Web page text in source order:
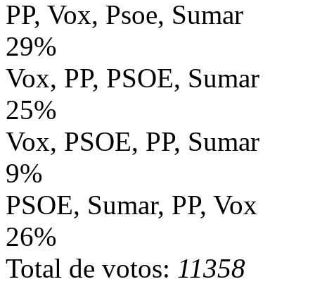
PP, Vox, Psoe, Sumar
29%
Vox, PP, PSOE, Sumar
25%
Vox, PSOE, PP, Sumar
9%
PSOE, Sumar, PP, Vox
26%
Total de votos: 11358